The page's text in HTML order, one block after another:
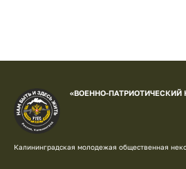
«ВОЕННО-ПАТРИОТИЧЕСКИЙ
Калининградская молодежая общественная